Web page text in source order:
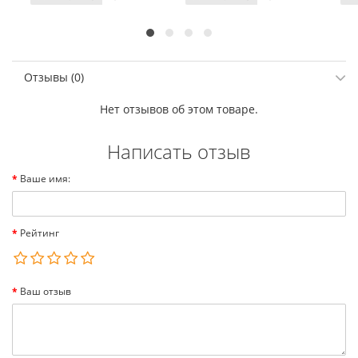
Отзывы (0)
Нет отзывов об этом товаре.
Написать отзыв
Ваше имя:
Рейтинг
Ваш отзыв